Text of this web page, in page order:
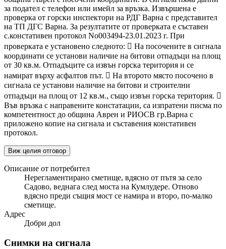
за подател с телефон или имейл за връзка. Извършена е
проверка от горски инспектори на РДГ Варна с представител
на ТП ДГС Варна. За резултатите от проверката е съставен
с.констативен протокол No003494-23.01.2023 г. При
проверката е установено следното:  На посочените в сигнала
координати се установи наличие на битови отпадъци на площ
от 30 кв.м. Отпадъците са извън горска територия и се
намират върху асфалтов път.  На второто място посочено в
сигнала се установи наличие на битови и строителни
отпадъци на площ от 12 кв.м., също извън горска територия. 
Във връзка с направените констатации, са изпратени писма по
компетентност до община Аврен и РИОСВ гр.Варна с
приложено копие на сигнала и съставения констативен
протокол.
Виж целия отговор
Описание от потребител
Нерегламентирано сметище, вдясно от пътя за село
Садово, веднага след моста на Кумлудере. Отново
вдясно преди същия мост се намира и второ, по-малко
сметище.
Адрес
Добри дол
Снимки на сигнала